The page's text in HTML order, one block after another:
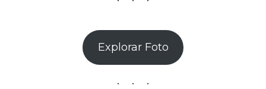
Explorar Foto